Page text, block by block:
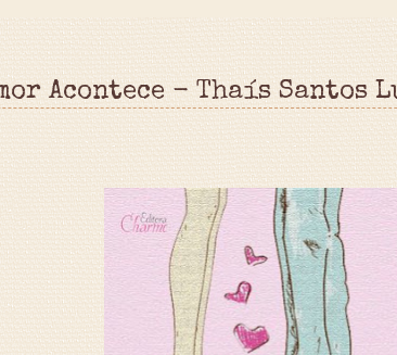
Acontece - Thaís Santos